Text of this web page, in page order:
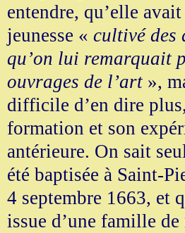
entendre, qu’elle avait
jeunesse « cultivé des
qu’on lui remarquait
ouvrages de l’art »,
difficile d’en dire
formation et son
antérieure. On sait
été baptisée à Saint-
4 septembre 1663, et
issue d’une famille